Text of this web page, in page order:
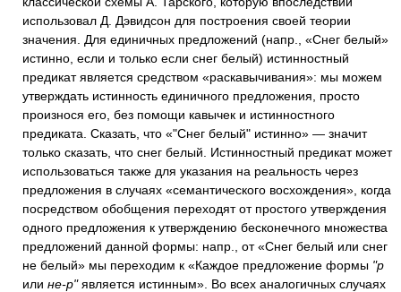
использовал Д. Дэвидсон для построения своей теории
значения. Для единичных предложений (напр., «Снег белый»
истинно, если и только если снег белый) истинностный
предикат является средством «раскавычивания»: мы можем
утверждать истинность единичного предложения, просто
произнося его, без помощи кавычек и истинностного
предиката. Сказать, что «"Снег белый" истинно» — значит
только сказать, что снег белый. Истинностный предикат может
использоваться также для указания на реальность через
предложения в случаях «семантического восхождения», когда
посредством обобщения переходят от простого утверждения
одного предложения к утверждению бесконечного множества
предложений данной формы: напр., от «Снег белый или снег
не белый» мы переходим к «Каждое предложение формы "р
или не-р"является истинным». Во всех аналогичных случаях